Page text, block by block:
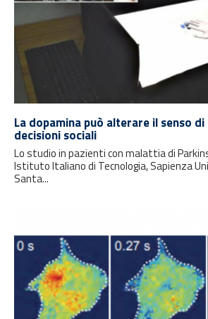
La dopamina può alterare il senso
decisioni sociali
Lo studio in pazienti con malattia di
Istituto Italiano di Tecnologia, Sapienza
Santa...